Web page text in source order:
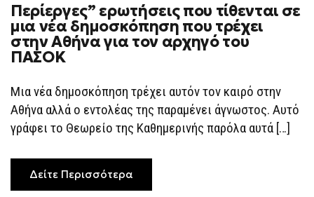
Περίεργες” ερωτήσεις που τίθενται σε
μια νέα δημοσκόπηση που τρέχει
στην Αθήνα για τον αρχηγό του
ΠΑΣΟΚ
Μια νέα δημοσκόπηση τρέχει αυτόν τον καιρό στην
Αθήνα αλλά ο εντολέας της παραμένει άγνωστος. Αυτό
γράφει το Θεωρείο της Καθημερινής παρόλα αυτά […]
Δείτε Περισσότερα